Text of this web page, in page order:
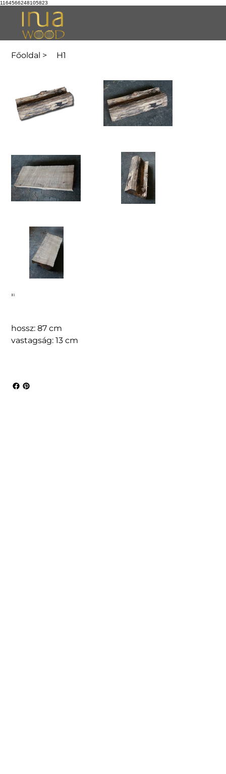
1164566248105823
Főoldal > H1
H1
hossz: 87 cm
vastagság: 13 cm